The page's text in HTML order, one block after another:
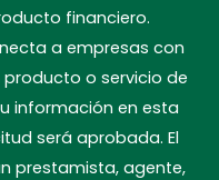
financiero.
a empresas con
o servicio de
información en esta
será aprobada. El
prestamista, agente,